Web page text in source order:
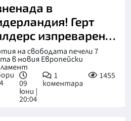
в
Герт
изпреварен
зелените и левите
на свободата печели 7
в новия Европейски
09
юни |
20:04
1
коментара
1455